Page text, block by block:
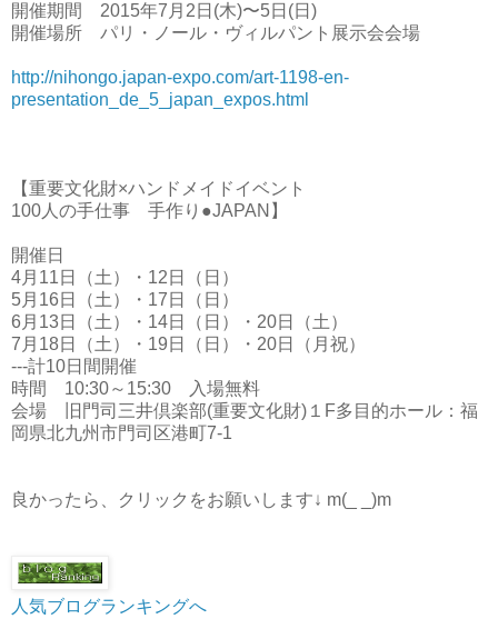
開催期間 2015年7月2日(木)〜5日(日)
開催場所 パリ・ノール・ヴィルパント展示会会場
http://nihongo.japan-expo.com/art-1198-en-
presentation_de_5_japan_expos.html
【重要文化財×ハンドメイドイベント
100人の手仕事 手作り●JAPAN】
開催日
4月11日（土 ）・12日（ 日 ）
5月16日（土 ）・17日（ 日 ）
6月13日（土 ）・14日（ 日 ）・20日（土 ）
7月18日（土 ）・19日（ 日 ）・20日（ 月祝）
---計10日間開催
時間 10:30～15:30 入場無料
会場 旧門司三井倶楽部(重要文化財)１F多目的ホール：福
岡県北九州市門司区港町7-1
良かったら、クリックをお願いします↓ m(_ _)m
人気ブログランキングへ